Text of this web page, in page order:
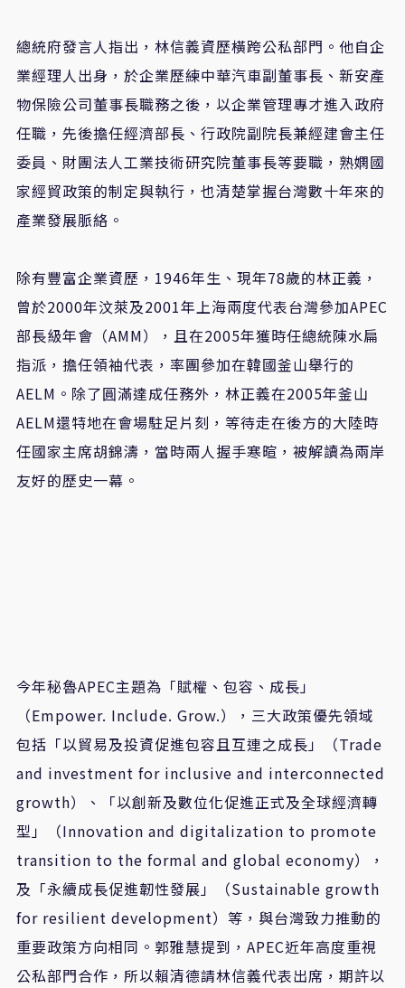
總統府發言人指出，林信義資歷橫跨公私部門。他自企
業經理人出身，於企業歷練中華汽車副董事長、新安產
物保險公司董事長職務之後，以企業管理專才進入政府
任職，先後擔任經濟部長、行政院副院長兼經建會主任
委員、財團法人工業技術研究院董事長等要職，熟嫻國
家經貿政策的制定與執行，也清楚掌握台灣數十年來的
產業發展脈絡。
除有豐富企業資歷，1946年生、現年78歲的林正義，
曾於2000年汶萊及2001年上海兩度代表台灣參加APEC
部長級年會（AMM），且在2005年獲時任總統陳水扁
指派，擔任領袖代表，率團參加在韓國釜山舉行的
AELM。除了圓滿達成任務外，林正義在2005年釜山
AELM還特地在會場駐足片刻，等待走在後方的大陸時
任國家主席胡錦濤，當時兩人握手寒暄，被解讀為兩岸
友好的歷史一幕。
今年秘魯APEC主題為「賦權、包容、成長」
（Empower. Include. Grow.），三大政策優先領域
包括「以貿易及投資促進包容且互連之成長」（Trade
and investment for inclusive and interconnected
growth）、「以創新及數位化促進正式及全球經濟轉
型」（Innovation and digitalization to promote
transition to the formal and global economy），
及「永續成長促進韌性發展」（Sustainable growth
for resilient development）等，與台灣致力推動的
重要政策方向相同。郭雅慧提到，APEC近年高度重視
公私部門合作，所以賴清德請林信義代表出席，期許以